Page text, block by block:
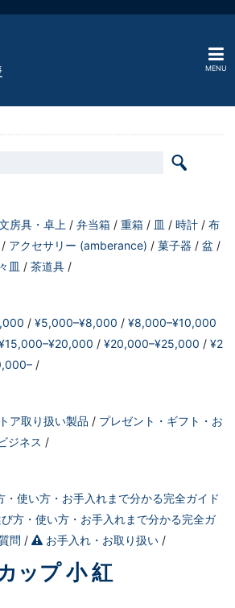
MENU
房具・卓上 弁当箱 重箱 皿 時計
布
アクセサリー (amberance) 菓子器
盆
皿 茶道具
¥5,000–¥8,000
¥8,000–¥10,000
¥20,000–¥25,000
¥2
ア取り扱い製品
プレゼント・ギフト・お
ジネス
・使い方・お手入れまで分かる完全ガイド
方・使い方・お手入れまで分かる完全ガ
問 お手入れ・お取り扱い
ップ 小 紅